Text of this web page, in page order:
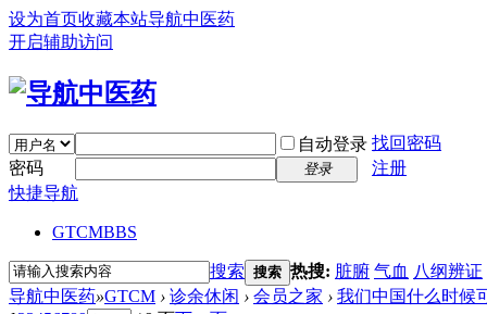
设为首页收藏本站导航中医药
开启辅助访问
自动登录 找回密码
密码
登录
注册
快捷导航
GTCMBBS
搜索 搜索 热搜: 脏腑 气血 八纲辨证
导航中医药»GTCM › 诊余休闲 › 会员之家 › 我们中国什么时候